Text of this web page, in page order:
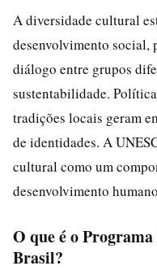
A diversidade cultural
desenvolvimento social,
diálogo entre grupos
sustentabilidade.
tradições locais geram
de identidades. A
cultural como um
desenvolvimento
O que é o
Brasil?